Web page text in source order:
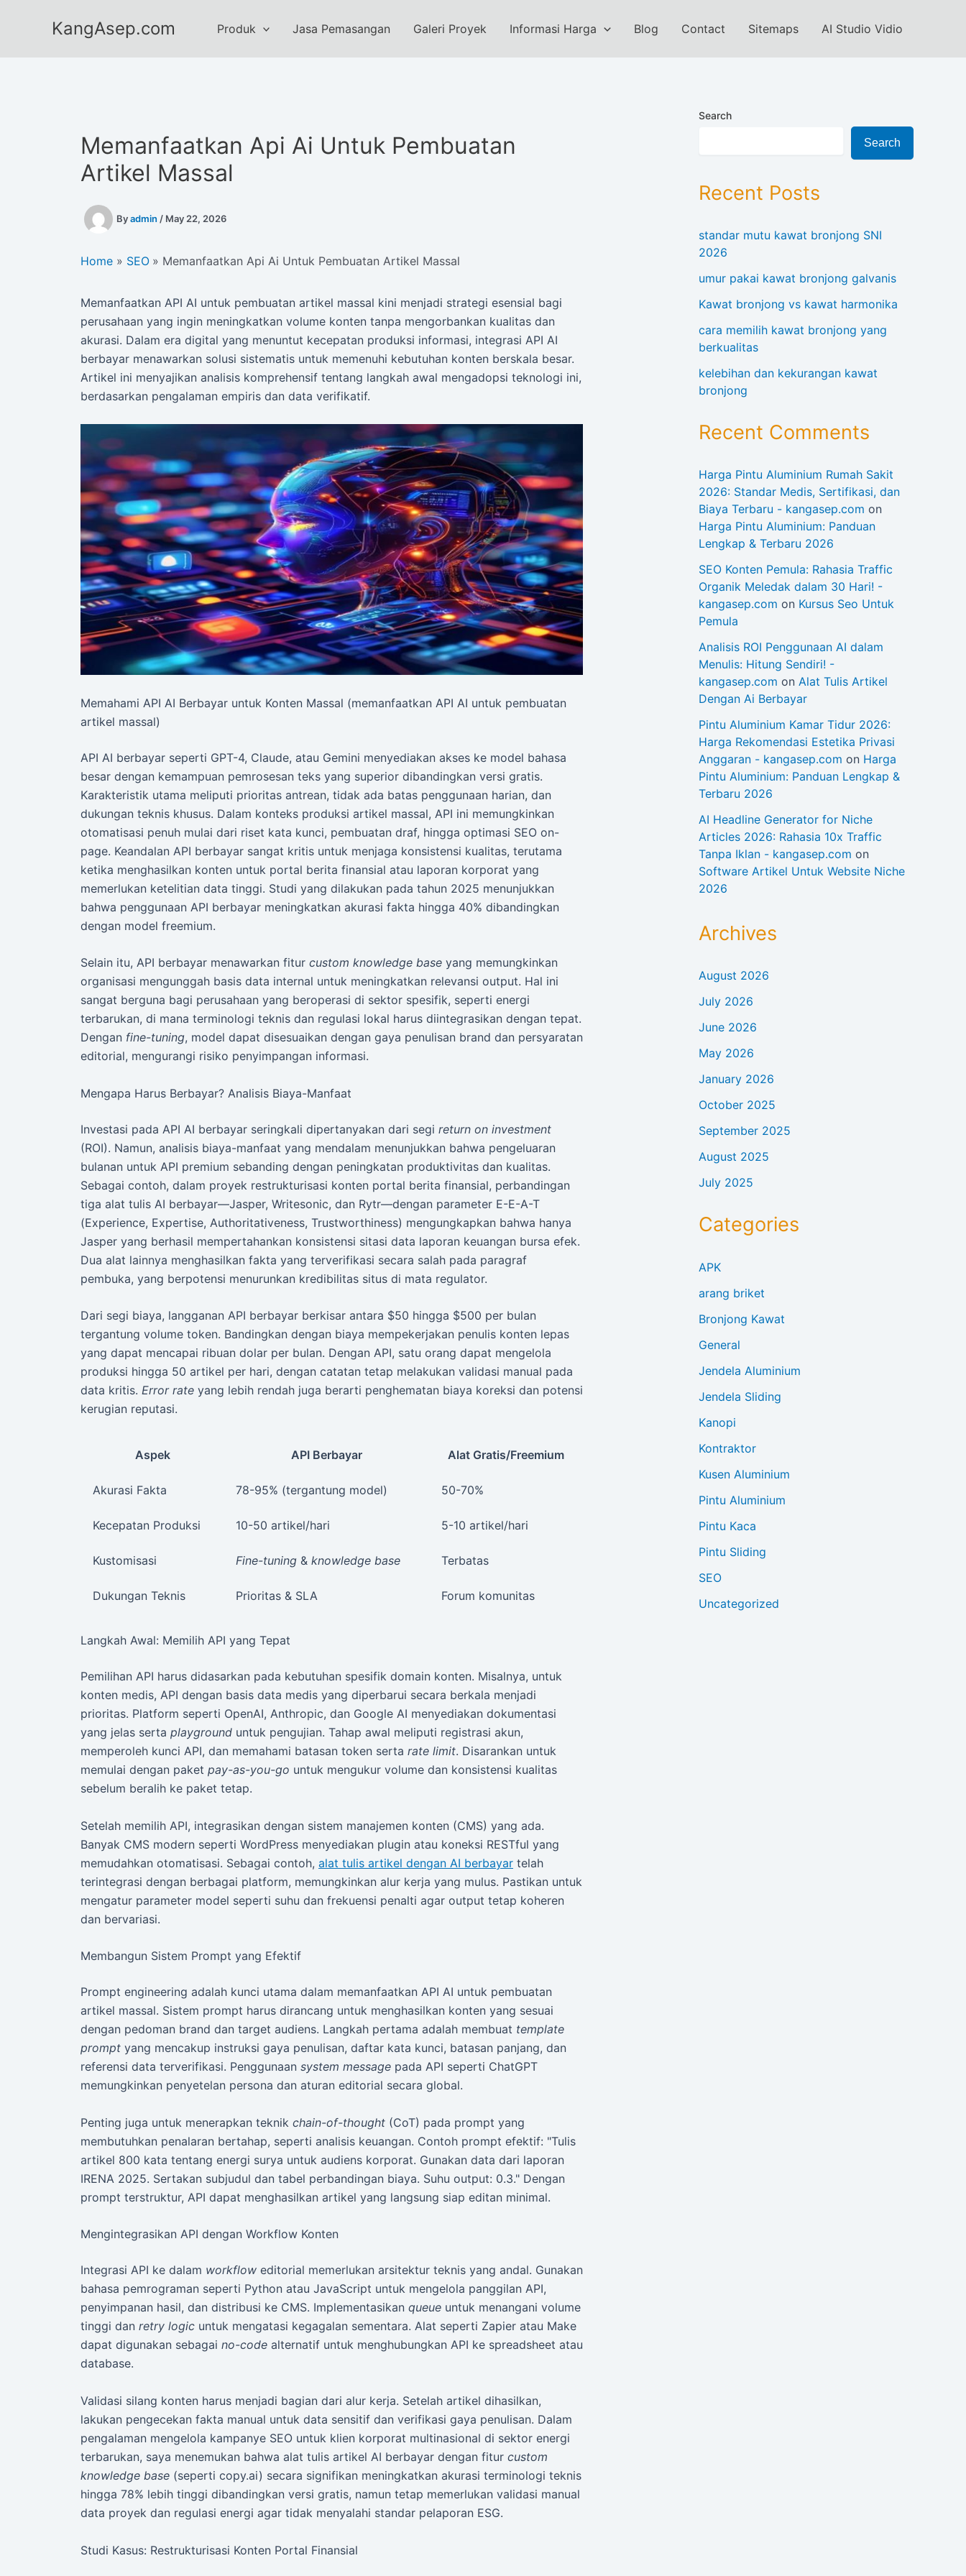
KangAsep.com Produk Jasa Pemasangan Galeri Proyek Informasi Harga Blog Contact Sitemaps AI Studio Vidio
Memanfaatkan Api Ai Untuk Pembuatan
Artikel Massal
Byadmin / May 22, 2026
Home SEO Memanfaatkan Api Ai Untuk Pembuatan Artikel Massal
Memanfaatkan API AI untuk pembuatan artikel massal kini menjadi strategi esensial bagi
perusahaan yang ingin meningkatkan volume konten tanpa mengorbankan kualitas dan
akurasi. Dalam era digital yang menuntut kecepatan produksi informasi, integrasi API AI
berbayar menawarkan solusi sistematis untuk memenuhi kebutuhan konten berskala besar.
Artikel ini menyajikan analisis komprehensif tentang langkah awal mengadopsi teknologi ini,
berdasarkan pengalaman empiris dan data verifikatif.
Memahami API AI Berbayar untuk Konten Massal (memanfaatkan API AI untuk pembuatan
artikel massal)
API AI berbayar seperti GPT-4, Claude, atau Gemini menyediakan akses ke model bahasa
besar dengan kemampuan pemrosesan teks yang superior dibandingkan versi gratis.
Karakteristik utama meliputi prioritas antrean, tidak ada batas penggunaan harian, dan
dukungan teknis khusus. Dalam konteks produksi artikel massal, API ini memungkinkan
otomatisasi penuh mulai dari riset kata kunci, pembuatan draf, hingga optimasi SEO on-
page. Keandalan API berbayar sangat kritis untuk menjaga konsistensi kualitas, terutama
ketika menghasilkan konten untuk portal berita finansial atau laporan korporat yang
memerlukan ketelitian data tinggi. Studi yang dilakukan pada tahun 2025 menunjukkan
bahwa penggunaan API berbayar meningkatkan akurasi fakta hingga 40% dibandingkan
dengan model freemium.
Selain itu, API berbayar menawarkan fitur custom knowledge base yang memungkinkan
organisasi mengunggah basis data internal untuk meningkatkan relevansi output. Hal ini
sangat berguna bagi perusahaan yang beroperasi di sektor spesifik, seperti energi
terbarukan, di mana terminologi teknis dan regulasi lokal harus diintegrasikan dengan tepat.
Dengan fine-tuning, model dapat disesuaikan dengan gaya penulisan brand dan persyaratan
editorial, mengurangi risiko penyimpangan informasi.
Mengapa Harus Berbayar? Analisis Biaya-Manfaat
Investasi pada API AI berbayar seringkali dipertanyakan dari segi return on investment
(ROI). Namun, analisis biaya-manfaat yang mendalam menunjukkan bahwa pengeluaran
bulanan untuk API premium sebanding dengan peningkatan produktivitas dan kualitas.
Sebagai contoh, dalam proyek restrukturisasi konten portal berita finansial, perbandingan
tiga alat tulis AI berbayar—Jasper, Writesonic, dan Rytr—dengan parameter E-E-A-T
(Experience, Expertise, Authoritativeness, Trustworthiness) mengungkapkan bahwa hanya
Jasper yang berhasil mempertahankan konsistensi sitasi data laporan keuangan bursa efek.
Dua alat lainnya menghasilkan fakta yang terverifikasi secara salah pada paragraf
pembuka, yang berpotensi menurunkan kredibilitas situs di mata regulator.
Dari segi biaya, langganan API berbayar berkisar antara $50 hingga $500 per bulan
tergantung volume token. Bandingkan dengan biaya mempekerjakan penulis konten lepas
yang dapat mencapai ribuan dolar per bulan. Dengan API, satu orang dapat mengelola
produksi hingga 50 artikel per hari, dengan catatan tetap melakukan validasi manual pada
data kritis. Error rate yang lebih rendah juga berarti penghematan biaya koreksi dan potensi
kerugian reputasi.
Aspek API Berbayar Alat Gratis/Freemium
Akurasi Fakta 78-95% (tergantung model) 50-70%
Kecepatan Produksi 10-50 artikel/hari 5-10 artikel/hari
Kustomisasi Fine-tuning & knowledge base Terbatas
Dukungan Teknis Prioritas & SLA Forum komunitas
Langkah Awal: Memilih API yang Tepat
Pemilihan API harus didasarkan pada kebutuhan spesifik domain konten. Misalnya, untuk
konten medis, API dengan basis data medis yang diperbarui secara berkala menjadi
prioritas. Platform seperti OpenAI, Anthropic, dan Google AI menyediakan dokumentasi
yang jelas serta playground untuk pengujian. Tahap awal meliputi registrasi akun,
memperoleh kunci API, dan memahami batasan token serta rate limit. Disarankan untuk
memulai dengan paket pay-as-you-go untuk mengukur volume dan konsistensi kualitas
sebelum beralih ke paket tetap.
Setelah memilih API, integrasikan dengan sistem manajemen konten (CMS) yang ada.
Banyak CMS modern seperti WordPress menyediakan plugin atau koneksi RESTful yang
memudahkan otomatisasi. Sebagai contoh, alat tulis artikel dengan AI berbayar telah
terintegrasi dengan berbagai platform, memungkinkan alur kerja yang mulus. Pastikan untuk
mengatur parameter model seperti suhu dan frekuensi penalti agar output tetap koheren
dan bervariasi.
Membangun Sistem Prompt yang Efektif
Prompt engineering adalah kunci utama dalam memanfaatkan API AI untuk pembuatan
artikel massal. Sistem prompt harus dirancang untuk menghasilkan konten yang sesuai
dengan pedoman brand dan target audiens. Langkah pertama adalah membuat template
prompt yang mencakup instruksi gaya penulisan, daftar kata kunci, batasan panjang, dan
referensi data terverifikasi. Penggunaan system message pada API seperti ChatGPT
memungkinkan penyetelan persona dan aturan editorial secara global.
Penting juga untuk menerapkan teknik chain-of-thought (CoT) pada prompt yang
membutuhkan penalaran bertahap, seperti analisis keuangan. Contoh prompt efektif: "Tulis
artikel 800 kata tentang energi surya untuk audiens korporat. Gunakan data dari laporan
IRENA 2025. Sertakan subjudul dan tabel perbandingan biaya. Suhu output: 0.3." Dengan
prompt terstruktur, API dapat menghasilkan artikel yang langsung siap editan minimal.
Mengintegrasikan API dengan Workflow Konten
Integrasi API ke dalam workflow editorial memerlukan arsitektur teknis yang andal. Gunakan
bahasa pemrograman seperti Python atau JavaScript untuk mengelola panggilan API,
penyimpanan hasil, dan distribusi ke CMS. Implementasikan queue untuk menangani volume
tinggi dan retry logic untuk mengatasi kegagalan sementara. Alat seperti Zapier atau Make
dapat digunakan sebagai no-code alternatif untuk menghubungkan API ke spreadsheet atau
database.
Validasi silang konten harus menjadi bagian dari alur kerja. Setelah artikel dihasilkan,
lakukan pengecekan fakta manual untuk data sensitif dan verifikasi gaya penulisan. Dalam
pengalaman mengelola kampanye SEO untuk klien korporat multinasional di sektor energi
terbarukan, saya menemukan bahwa alat tulis artikel AI berbayar dengan fitur custom
knowledge base (seperti copy.ai) secara signifikan meningkatkan akurasi terminologi teknis
hingga 78% lebih tinggi dibandingkan versi gratis, namun tetap memerlukan validasi manual
data proyek dan regulasi energi agar tidak menyalahi standar pelaporan ESG.
Studi Kasus: Restrukturisasi Konten Portal Finansial
Search
Search
Recent Posts
standar mutu kawat bronjong SNI
2026
umur pakai kawat bronjong galvanis
Kawat bronjong vs kawat harmonika
cara memilih kawat bronjong yang
berkualitas
kelebihan dan kekurangan kawat
bronjong
Recent Comments
Harga Pintu Aluminium Rumah Sakit
2026: Standar Medis, Sertifikasi, dan
Biaya Terbaru - kangasep.com on
Harga Pintu Aluminium: Panduan
Lengkap & Terbaru 2026
SEO Konten Pemula: Rahasia Traffic
Organik Meledak dalam 30 Hari! -
kangasep.com on Kursus Seo Untuk
Pemula
Analisis ROI Penggunaan AI dalam
Menulis: Hitung Sendiri! -
kangasep.com on Alat Tulis Artikel
Dengan Ai Berbayar
Pintu Aluminium Kamar Tidur 2026:
Harga Rekomendasi Estetika Privasi
Anggaran - kangasep.com on Harga
Pintu Aluminium: Panduan Lengkap &
Terbaru 2026
AI Headline Generator for Niche
Articles 2026: Rahasia 10x Traffic
Tanpa Iklan - kangasep.com on
Software Artikel Untuk Website Niche
2026
Archives
August 2026
July 2026
June 2026
May 2026
January 2026
October 2025
September 2025
August 2025
July 2025
Categories
APK
arang briket
Bronjong Kawat
General
Jendela Aluminium
Jendela Sliding
Kanopi
Kontraktor
Kusen Aluminium
Pintu Aluminium
Pintu Kaca
Pintu Sliding
SEO
Uncategorized